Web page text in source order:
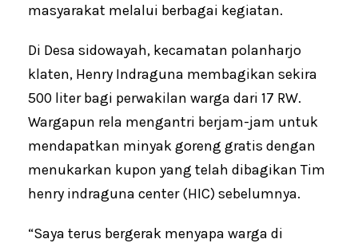
masyarakat melalui berbagai kegiatan.
Di Desa sidowayah, kecamatan polanharjo
klaten, Henry Indraguna membagikan sekira
500 liter bagi perwakilan warga dari 17 RW.
Wargapun rela mengantri berjam-jam untuk
mendapatkan minyak goreng gratis dengan
menukarkan kupon yang telah dibagikan Tim
henry indraguna center (HIC) sebelumnya.
“Saya terus bergerak menyapa warga di